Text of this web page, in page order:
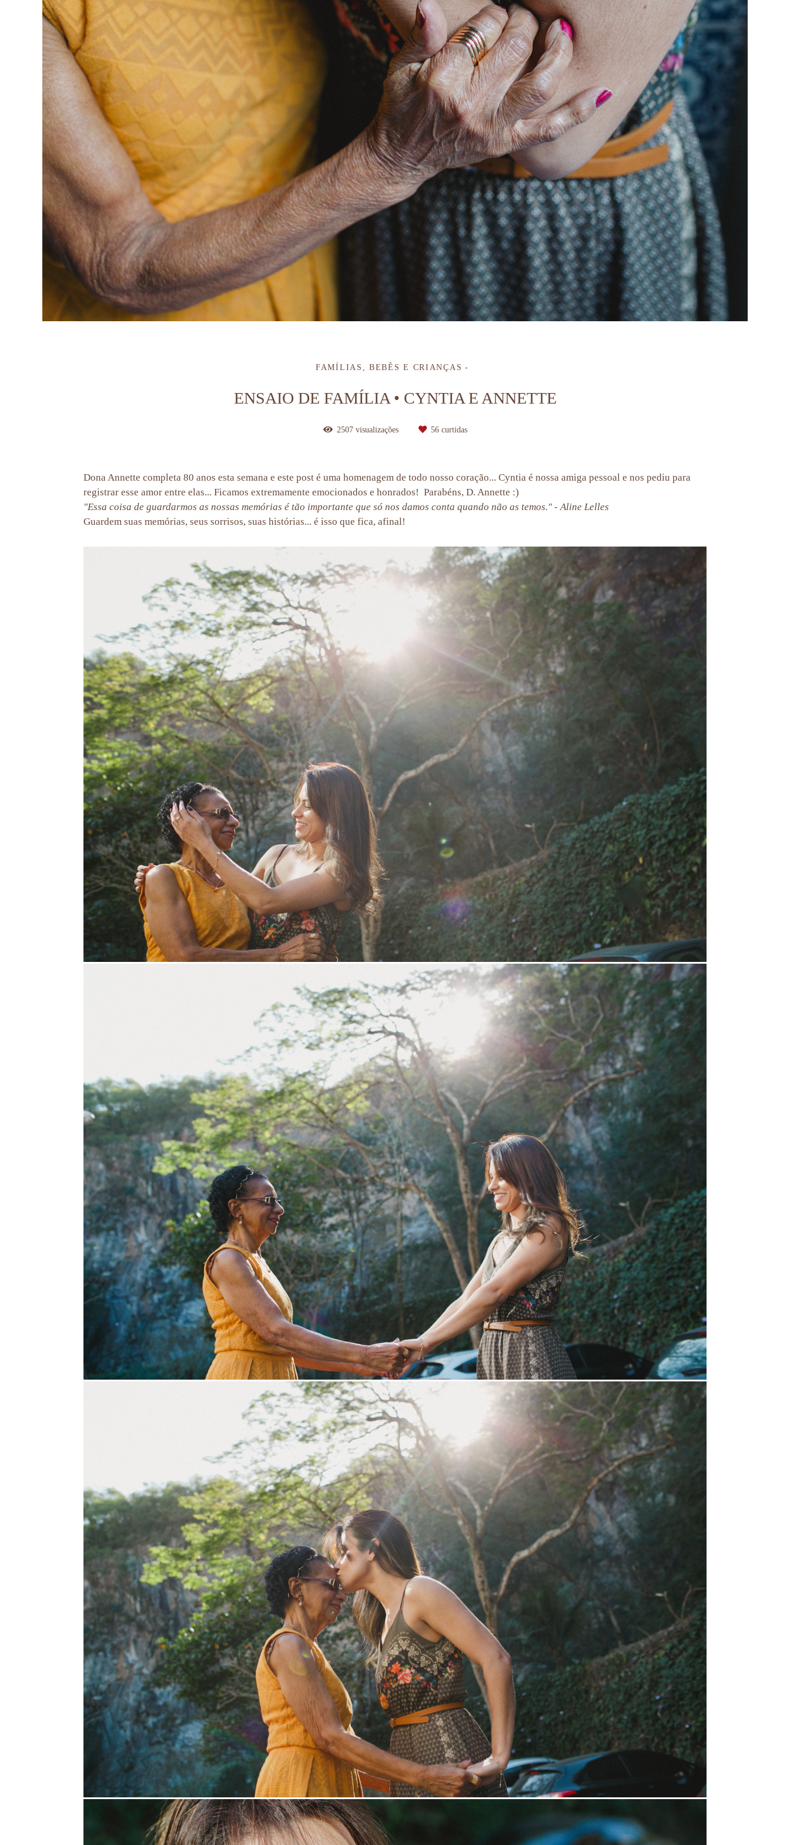
FAMÍLIAS, BEBÊS E CRIANÇAS
ENSAIO DE FAMÍLIA • CYNTIA E ANNETTE
2507visualizações 56curtidas
Dona Annette completa 80 anos esta semana e este post é uma homenagem de todo nosso coração... Cyntia é nossa amiga pessoal e nos pediu para
registrar esse amor entre elas... Ficamos extremamente emocionados e honrados! Parabéns, D. Annette :)
"Essa coisa de guardarmos as nossas memórias é tão importante que só nos damos conta quando não as temos." - Aline Lelles
Guardem suas memórias, seus sorrisos, suas histórias... é isso que fica, afinal!